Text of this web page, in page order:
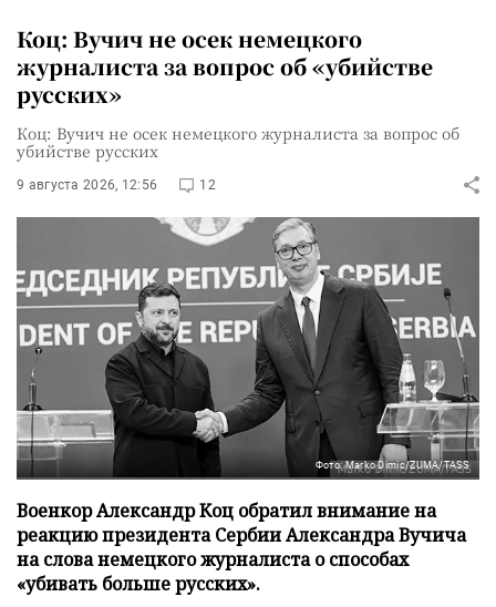
Коц: Вучич не осек немецкого
журналиста за вопрос об «убийстве
русских»
Коц: Вучич не осек немецкого журналиста за вопрос об
убийстве русских
9 августа 2026, 12:56 12
Фото: Marko Dimic/ZUMA/TASS
Военкор Александр Коц обратил внимание на
реакцию президента Сербии Александра Вучича
на слова немецкого журналиста о способах
«убивать больше русских».